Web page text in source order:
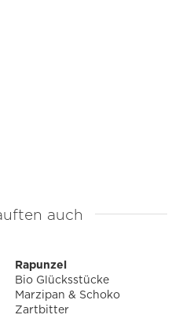
auch
Rapunzel
Bio Glücksstücke
Marzipan & Schoko
Zartbitter